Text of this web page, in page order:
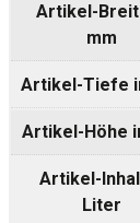
Artikel-
mm
Artikel-Tiefe
Artikel-Höhe
Artikel-
Liter